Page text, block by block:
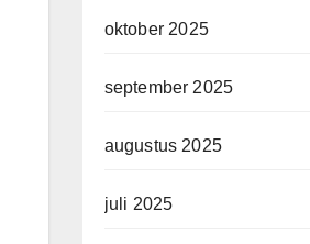
oktober 2025
september 2025
augustus 2025
juli 2025